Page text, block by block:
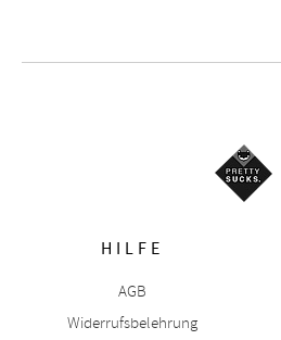
HILFE
AGB
Widerrufsbelehrung